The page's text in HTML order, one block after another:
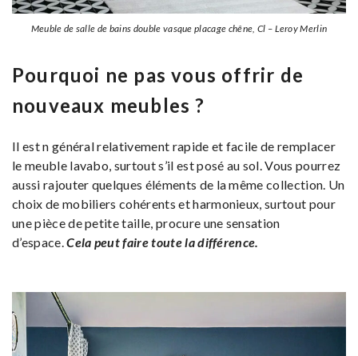
Meuble de salle de bains double vasque placage chêne, Cl – Leroy Merlin
Pourquoi ne pas vous offrir de
nouveaux meubles ?
Il est n général relativement rapide et facile de remplacer
le meuble lavabo, surtout s’il est posé au sol. Vous pourrez
aussi rajouter quelques éléments de la même collection. Un
choix de mobiliers cohérents et harmonieux, surtout pour
une pièce de petite taille, procure une sensation
d’espace.Cela peut faire toute la différence.